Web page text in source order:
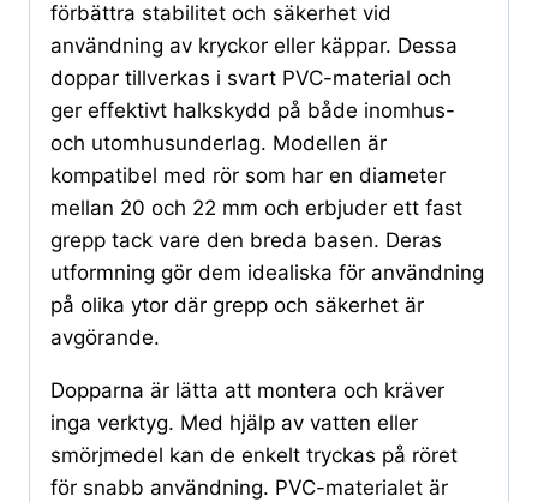
förbättra stabilitet och säkerhet vid
användning av kryckor eller käppar. Dessa
doppar tillverkas i svart PVC-material och
ger effektivt halkskydd på både inomhus-
och utomhusunderlag. Modellen är
kompatibel med rör som har en diameter
mellan 20 och 22 mm och erbjuder ett fast
grepp tack vare den breda basen. Deras
utformning gör dem idealiska för användning
på olika ytor där grepp och säkerhet är
avgörande.
Dopparna är lätta att montera och kräver
inga verktyg. Med hjälp av vatten eller
smörjmedel kan de enkelt tryckas på röret
för snabb användning. PVC-materialet är